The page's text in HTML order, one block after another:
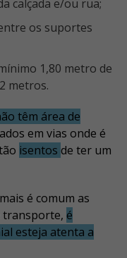
calçada e/ou rua;
metros.
têm área de
em vias onde é
isentos de ter um
é comum as
transporte, é
esteja atenta a